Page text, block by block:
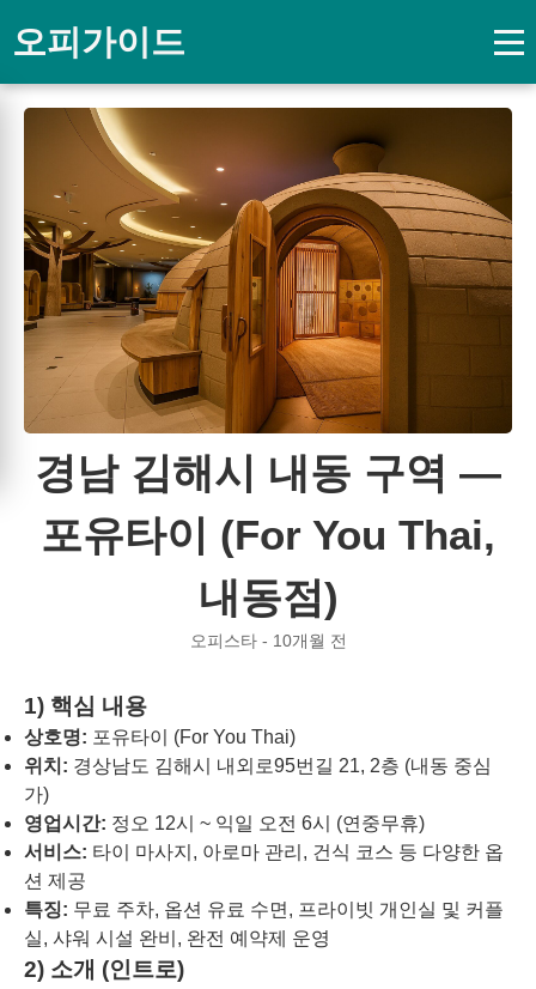
오피가이드
경남 김해시 내동 구역 —
포유타이 (For You Thai,
내동점)
오피스타 - 10개월 전
1) 핵심 내용
상호명: 포유타이 (For You Thai)
위치: 경상남도 김해시 내외로95번길 21, 2층 (내동 중심
가)
영업시간: 정오 12시 ~ 익일 오전 6시 (연중무휴)
서비스: 타이 마사지, 아로마 관리, 건식 코스 등 다양한 옵
션 제공
특징: 무료 주차, 옵션 유료 수면, 프라이빗 개인실 및 커플
실, 샤워 시설 완비, 완전 예약제 운영
2) 소개 (인트로)